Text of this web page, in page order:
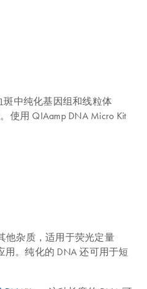
斑中纯化基因组和线粒体
使用 QIAamp DNA Micro Kit
他杂质，适用于荧光定量
用。纯化的 DNA 还可用于短